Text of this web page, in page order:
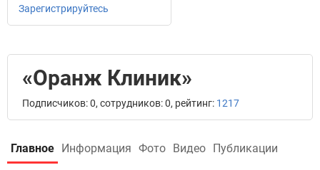
Зарегистрируйтесь
«Оранж Клиник»
Подписчиков: 0, сотрудников: 0, рейтинг: 1217
Главное Информация Фото Видео Публикации